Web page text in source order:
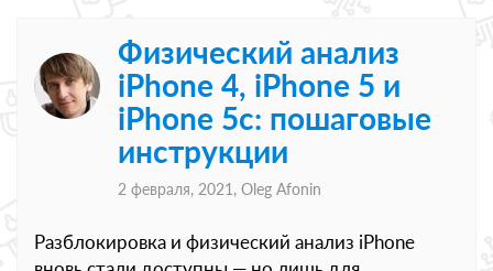
Физический анализ
iPhone 4, iPhone 5 и
iPhone 5c: пошаговые
инструкции
2 февраля, 2021, Oleg Afonin
Разблокировка и физический анализ iPhone